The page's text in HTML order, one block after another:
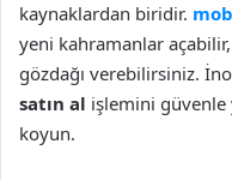
kaynaklardan biridir.
yeni kahramanlar
gözdağı verebilirsiniz.
satın al işlemini güvenle
koyun.